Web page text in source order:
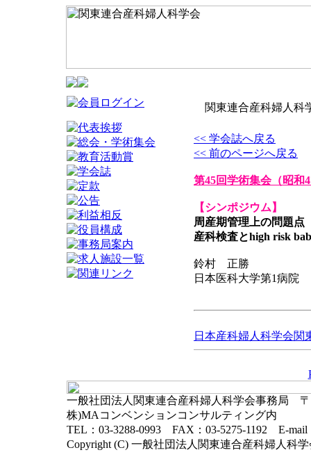
関東連合産科婦人科
<< 学会誌へ戻る
<< 前のページへ戻る
第45回学術集会（昭和
【シンポジウム】
周産期管理上の問題点
産科検査とhigh risk
鈴村 正勝
日本医科大学第1病院
日本産科婦人科学会関
一般社団法人関東連合産科婦人科学会事務局 〒
株)MAコンベンションコンサルティング内
TEL：03-3288-0993 FAX：03-5275-1192 E-mail
Copyright (C) 一般社団法人関東連合産科婦人科